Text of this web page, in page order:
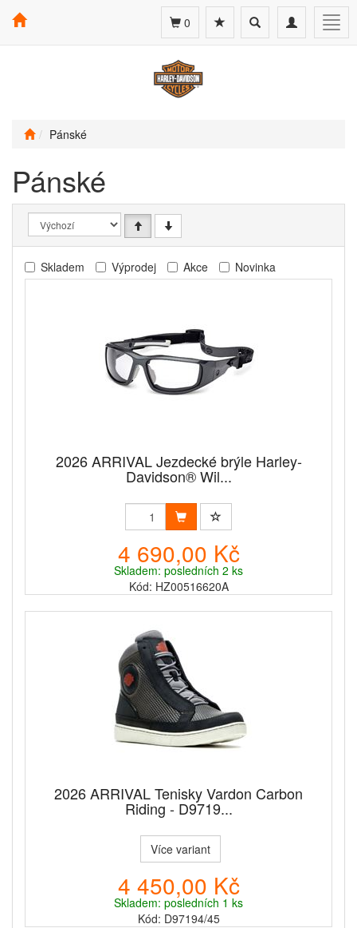
Toggle
navigation
Toggle
search
0
Pánské
Pánské
Skladem Výprodej Akce Novinka
2026 ARRIVAL Jezdecké brýle Harley-
Davidson® Wil...
4 690,00 Kč
Skladem: posledních 2 ks
Kód: HZ00516620A
2026 ARRIVAL Tenisky Vardon Carbon
Riding - D9719...
Více variant
4 450,00 Kč
Skladem: posledních 1 ks
Kód: D97194/45